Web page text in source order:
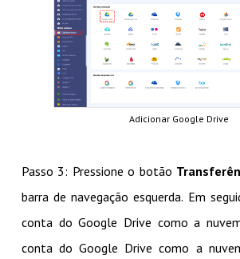
Adicionar Google Drive
Passo 3: Pressione o botão
barra de navegação esquerda. Em
conta do Google Drive como a
conta do Google Drive como a